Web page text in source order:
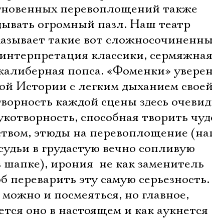
перевоплощений также
огромный пазл. Наш театр
такие вот
классики,
попса. «Фоменки»
Истории с легким дыханием своей
каждой сцены здесь
способная творить
этюды на перевоплощение
в грудастую вечно сопливую
ирония  не как заменитель
переварить эту самую серьезность.
и посмеяться, но главное,
оно в настоящем и как аукнется
Электропочта
Ознакомиться